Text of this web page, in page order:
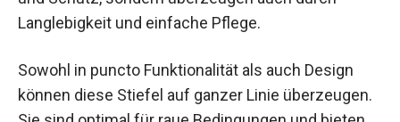
Langlebigkeit und einfache Pflege.
Sowohl in puncto Funktionalität als auch Design
können diese Stiefel auf ganzer Linie überzeugen.